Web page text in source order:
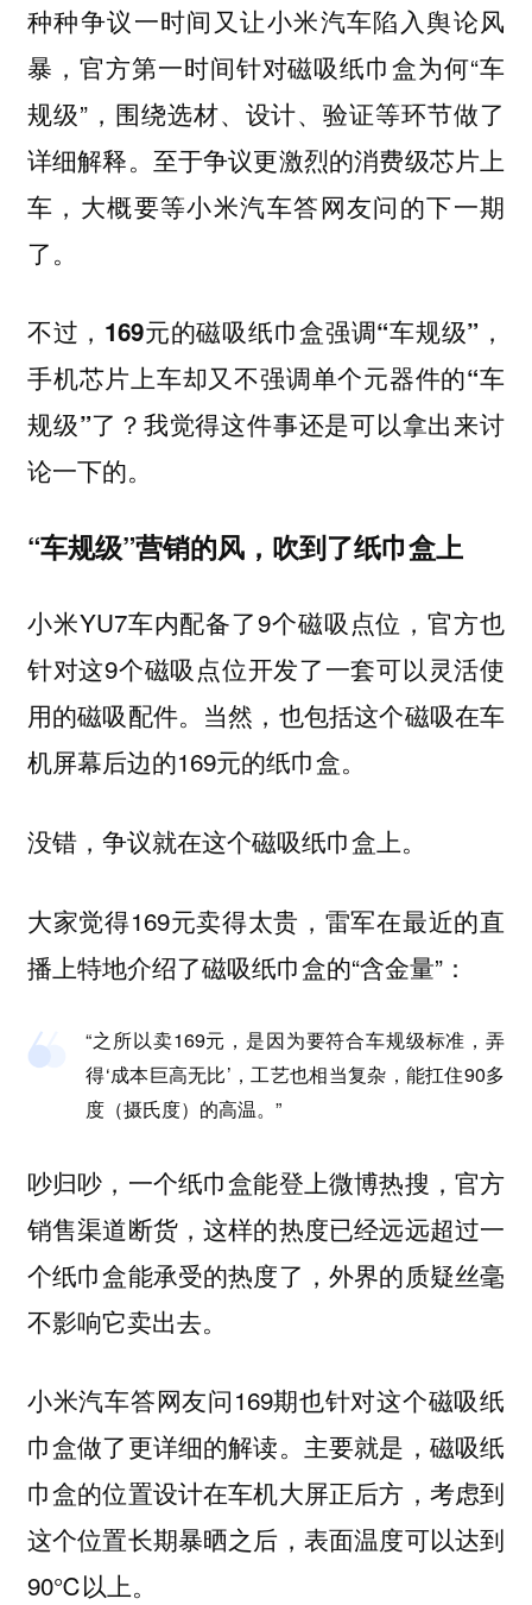
种种争议一时间又让小米汽车陷入舆论风
暴，官方第一时间针对磁吸纸巾盒为何“车
规级”，围绕选材、设计、验证等环节做了
详细解释。至于争议更激烈的消费级芯片上
车，大概要等小米汽车答网友问的下一期
了。
不过，169元的磁吸纸巾盒强调“车规级”，
手机芯片上车却又不强调单个元器件的“车
规级”了？我觉得这件事还是可以拿出来讨
论一下的。
“车规级”营销的风，吹到了纸巾盒上
小米YU7车内配备了9个磁吸点位，官方也
针对这9个磁吸点位开发了一套可以灵活使
用的磁吸配件。当然，也包括这个磁吸在车
机屏幕后边的169元的纸巾盒。
没错，争议就在这个磁吸纸巾盒上。
大家觉得169元卖得太贵，雷军在最近的直
播上特地介绍了磁吸纸巾盒的“含金量”：
“之所以卖169元，是因为要符合车规级标准，弄
得‘成本巨高无比’，工艺也相当复杂，能扛住90多
度（摄氏度）的高温。”
吵归吵，一个纸巾盒能登上微博热搜，官方
销售渠道断货，这样的热度已经远远超过一
个纸巾盒能承受的热度了，外界的质疑丝毫
不影响它卖出去。
小米汽车答网友问169期也针对这个磁吸纸
巾盒做了更详细的解读。主要就是，磁吸纸
巾盒的位置设计在车机大屏正后方，考虑到
这个位置长期暴晒之后，表面温度可以达到
90℃以上。